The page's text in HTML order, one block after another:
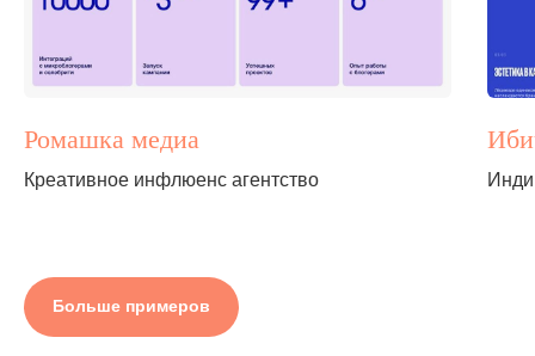
Ромашка медиа
Креативное инфлюенс агентство
Больше примеров